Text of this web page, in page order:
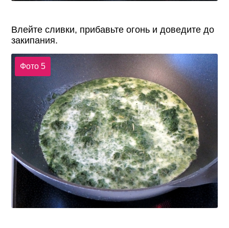
Влейте сливки, прибавьте огонь и доведите до
закипания.
Фото 5